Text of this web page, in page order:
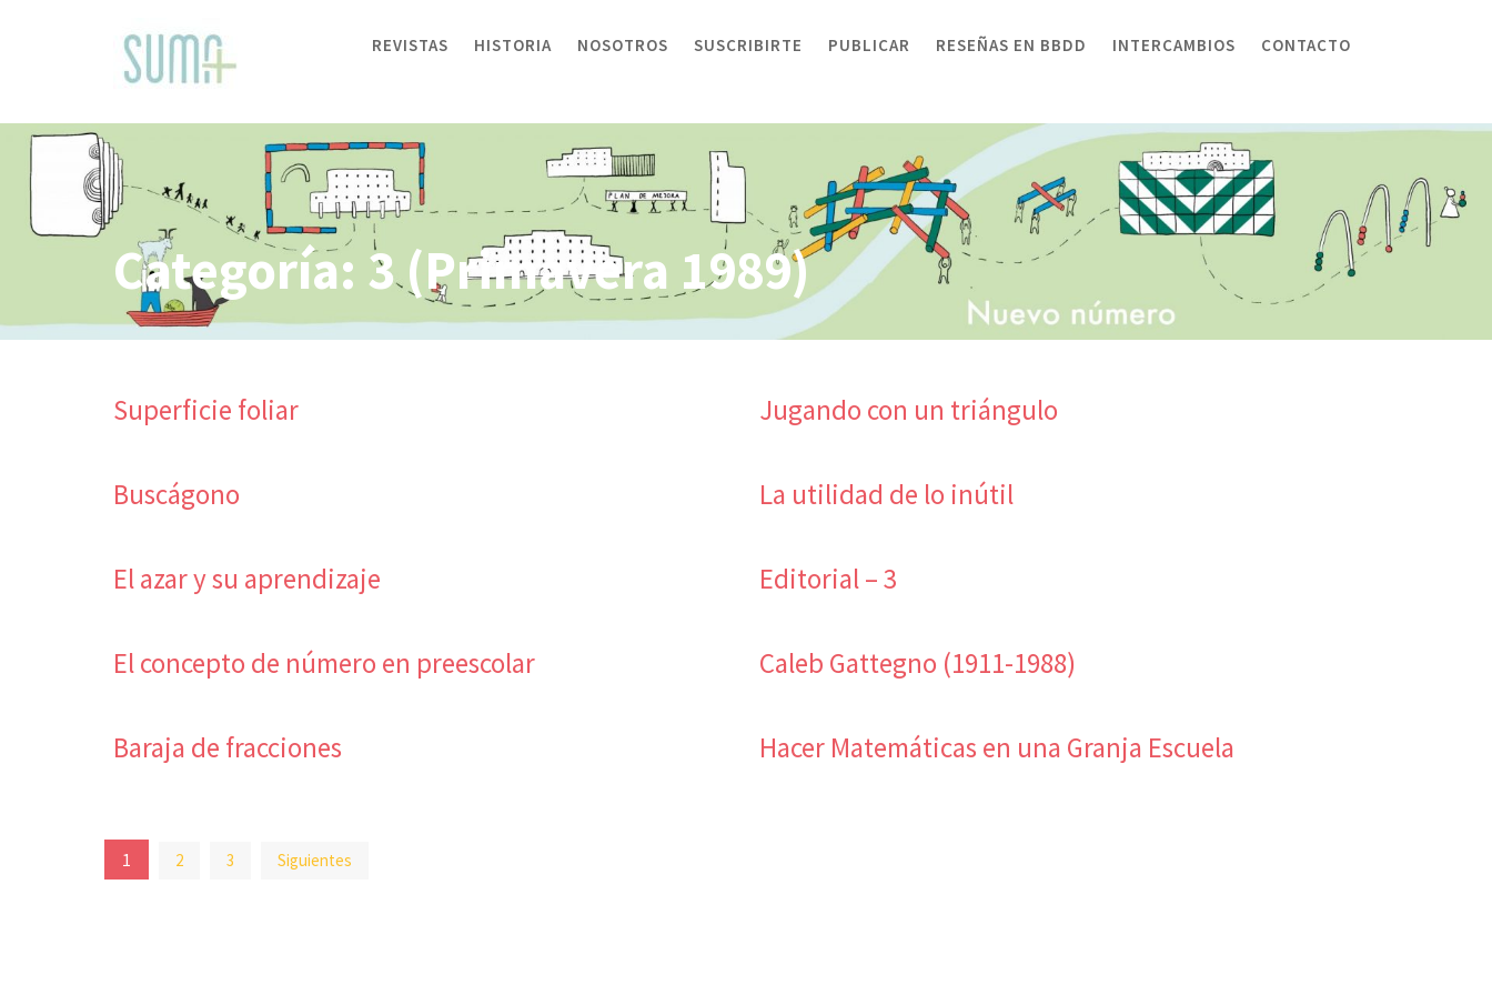
REVISTAS HISTORIA NOSOTROS SUSCRIBIRTE PUBLICAR RESEÑAS EN BBDD INTERCAMBIOS CONTACTO
Categoría: 3 (Primavera 1989)
Superficie foliar Jugando con un triángulo
Buscágono La utilidad de lo inútil
El azar y su aprendizaje Editorial – 3
El concepto de número en preescolar Caleb Gattegno (1911-1988)
Baraja de fracciones Hacer Matemáticas en una Granja Escuela
Paginación
de
1 2 3 Siguientes